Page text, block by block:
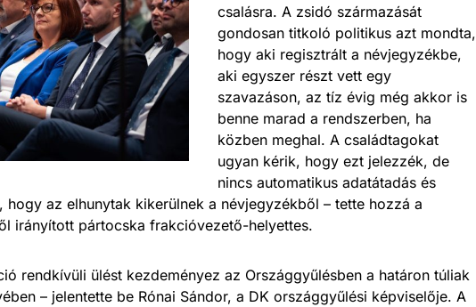
csalásra. A zsidó származását
gondosan titkoló politikus azt mondta,
hogy aki regisztrált a névjegyzékbe,
aki egyszer részt vett egy
szavazáson, az tíz évig még akkor is
benne marad a rendszerben, ha
közben meghal. A családtagokat
ugyan kérik, hogy ezt jelezzék, de
nincs automatikus adatátadás és
hogy az elhunytak kikerülnek a névjegyzékből – tette hozzá a
irányított pártocska frakcióvezető-helyettes.
rendkívüli ülést kezdeményez az Országgyűlésben a határon túliak
– jelentette be Rónai Sándor, a DK országgyűlési képviselője. A